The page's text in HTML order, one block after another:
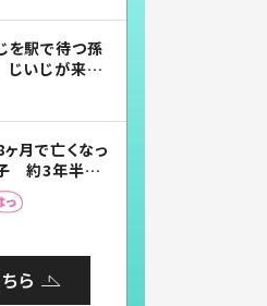
を駅で待つ孫
いじが来た
い」「幸せにな
月で亡くなっ
約3年半
時の妻の日記
てあった本音
ら